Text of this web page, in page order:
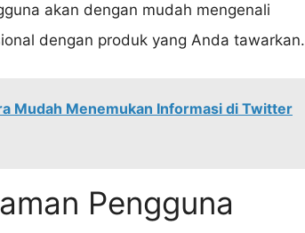
akan dengan mudah mengenali
dengan produk yang Anda tawarkan.
Mudah Menemukan Informasi di Twitter
Pengguna